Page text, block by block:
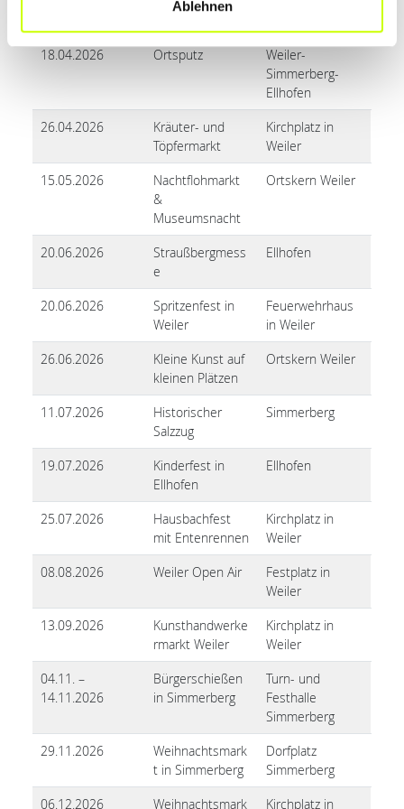
Ablehnen
18.04.2026
Ortsputz
Weiler-
Simmerberg-
Ellhofen
26.04.2026
Kräuter- und
Töpfermarkt
Kirchplatz in
Weiler
15.05.2026
Nachtflohmarkt
&
Museumsnacht
Ortskern Weiler
20.06.2026
Straußbergmess
e
Ellhofen
20.06.2026
Spritzenfest in
Weiler
Feuerwehrhaus
in Weiler
26.06.2026
Kleine Kunst auf
kleinen Plätzen
Ortskern Weiler
11.07.2026
Historischer
Salzzug
Simmerberg
19.07.2026
Kinderfest in
Ellhofen
Ellhofen
25.07.2026
Hausbachfest
mit Entenrennen
Kirchplatz in
Weiler
08.08.2026
Weiler Open Air
Festplatz in
Weiler
13.09.2026
Kunsthandwerke
rmarkt Weiler
Kirchplatz in
Weiler
04.11. –
14.11.2026
Bürgerschießen
in Simmerberg
Turn- und
Festhalle
Simmerberg
29.11.2026
Weihnachtsmark
t in Simmerberg
Dorfplatz
Simmerberg
06.12.2026
Weihnachtsmark Kirchplatz in